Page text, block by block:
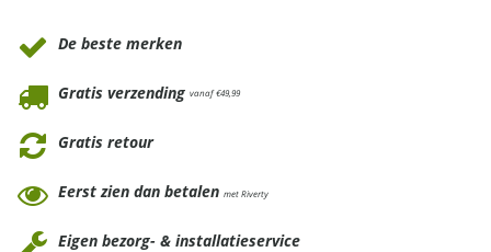
De beste merken
Gratis verzending vanaf €49,99
Gratis retour
Eerst zien dan betalen met Riverty
Eigen bezorg- & installatieservice